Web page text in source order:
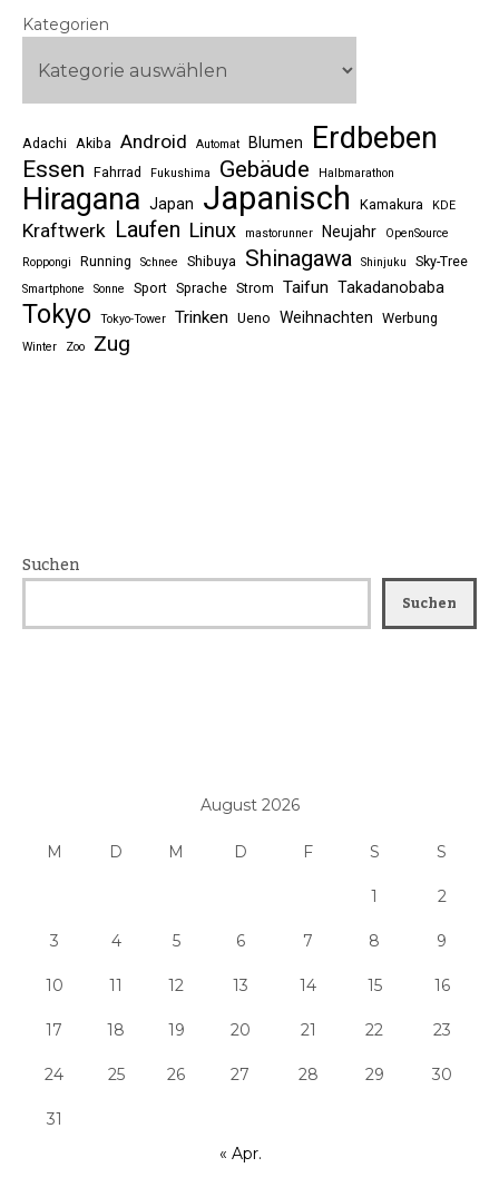
Kategorien
Adachi Akiba Android Automat Blumen Erdbeben
Essen Fahrrad Fukushima Gebäude Halbmarathon
Hiragana Japan Japanisch Kamakura KDE
Kraftwerk Laufen Linux mastorunner Neujahr
OpenSource
Roppongi
Running Schnee Shibuya Shinagawa Shinjuku Sky-Tree
Smartphone Sonne Sport Sprache Strom Taifun Takadanobaba
Tokyo Tokyo-Tower Trinken Ueno Weihnachten Werbung
Winter Zoo Zug
Suchen
Suchen
August 2026
M D M D F S S
1 2
3 4 5 6 7 8 9
10 11 12 13 14 15 16
17 18 19 20 21 22 23
24 25 26 27 28 29 30
31
« Apr.